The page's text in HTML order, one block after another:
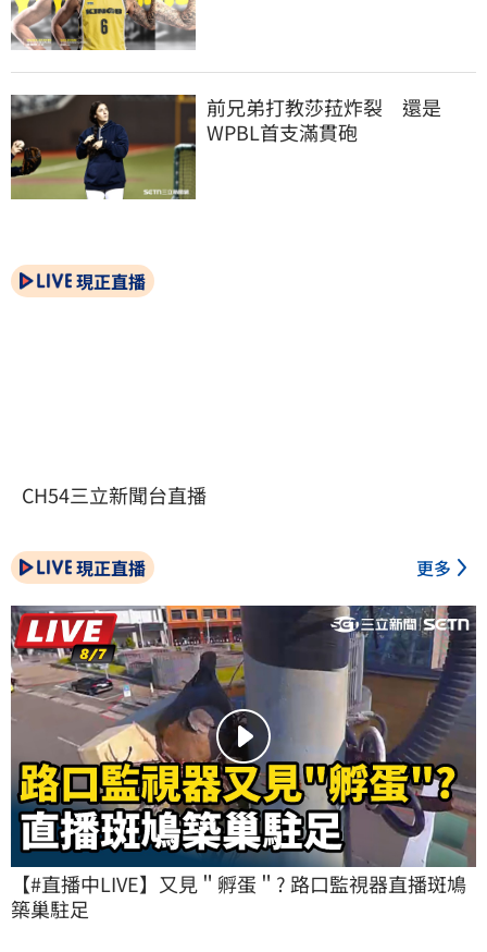
前兄弟打教莎菈炸裂　還是
WPBL首支滿貫砲
現正直播
CH54三立新聞台直播
現正直播 更多
【#直播中LIVE】又見＂孵蛋＂? 路口監視器直播斑鳩
築巢駐足